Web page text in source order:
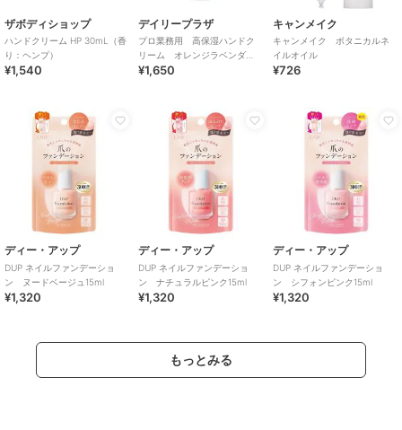
ザボディショップ
ハンドクリーム HP 30mL（香
り：ヘンプ）
¥1,540
デイリープラザ
プロ業務用 高保湿ハンドク
リーム オレンジラベンダ
ー ６０g
¥1,650
キャンメイク
キャンメイク ボタニカルネ
イルオイル
¥726
ディー・アップ
DUP ネイルファンデーショ
ン ヌードベージュ15ml
¥1,320
ディー・アップ
DUP ネイルファンデーショ
ン ナチュラルピンク15ml
¥1,320
ディー・アップ
DUP ネイルファンデーショ
ン シフォンピンク15ml
¥1,320
もっとみる